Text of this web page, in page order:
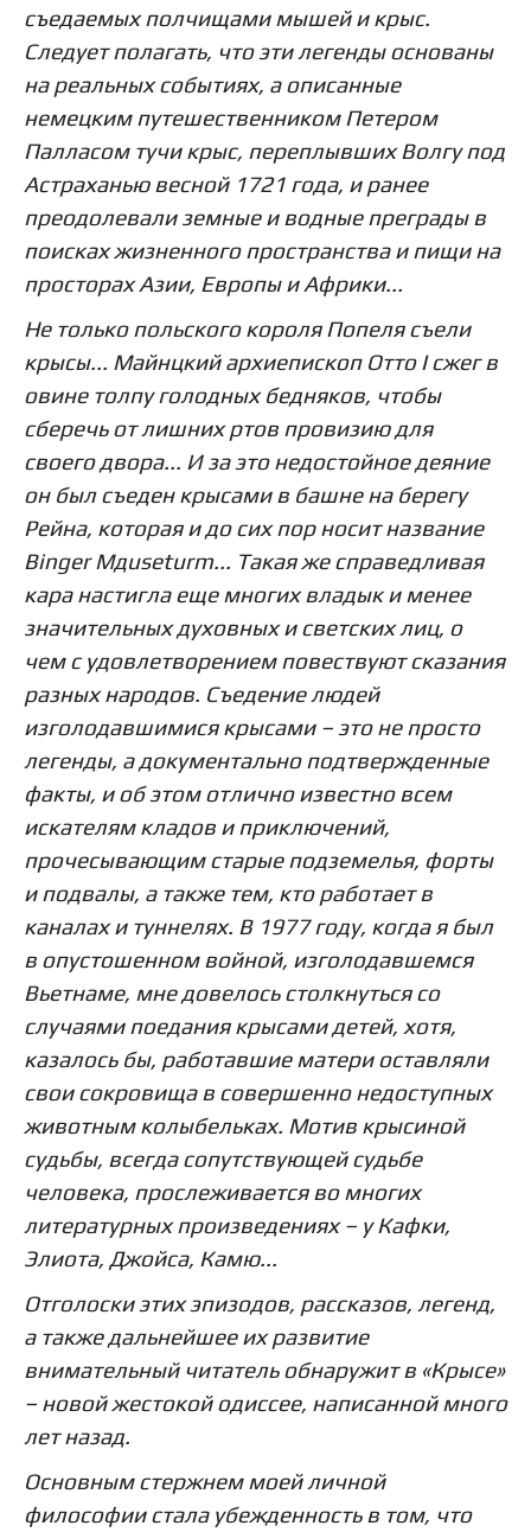
съедаемых полчищами мышей и крыс.
Следует полагать, что эти легенды основаны
на реальных событиях, а описанные
немецким путешественником Петером
Палласом тучи крыс, переплывших Волгу под
Астраханью весной 1721 года, и ранее
преодолевали земные и водные преграды в
поисках жизненного пространства и пищи на
просторах Азии, Европы и Африки...
Не только польского короля Попеля съели
крысы... Майнцкий архиепископ Отто I сжег в
овине толпу голодных бедняков, чтобы
сберечь от лишних ртов провизию для
своего двора... И за это недостойное деяние
он был съеден крысами в башне на берегу
Рейна, которая и до сих пор носит название
Binger Mдuseturm... Такая же справедливая
кара настигла еще многих владык и менее
значительных духовных и светских лиц, о
чем с удовлетворением повествуют сказания
разных народов. Съедение людей
изголодавшимися крысами – это не просто
легенды, а документально подтвержденные
факты, и об этом отлично известно всем
искателям кладов и приключений,
прочесывающим старые подземелья, форты
и подвалы, а также тем, кто работает в
каналах и туннелях. В 1977 году, когда я был
в опустошенном войной, изголодавшемся
Вьетнаме, мне довелось столкнуться со
случаями поедания крысами детей, хотя,
казалось бы, работавшие матери оставляли
свои сокровища в совершенно недоступных
животным колыбельках. Мотив крысиной
судьбы, всегда сопутствующей судьбе
человека, прослеживается во многих
литературных произведениях – у Кафки,
Элиота, Джойса, Камю...
Отголоски этих эпизодов, рассказов, легенд,
а также дальнейшее их развитие
внимательный читатель обнаружит в «Крысе»
– новой жестокой одиссее, написанной много
лет назад.
Основным стержнем моей личной
философии стала убежденность в том, что